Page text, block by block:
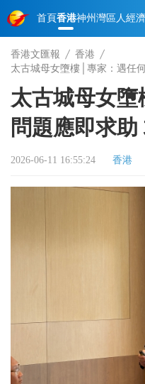
首頁香港神州 灣區人經濟
香港文匯報
香港
太古城母女墮樓│專家：遇任
太古城母女
問題應即求
2026-06-11 16:55:24 香港